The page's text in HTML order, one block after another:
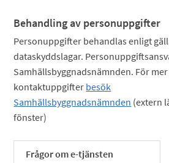
Behandling av personuppgifter
Personuppgifter behandlas enligt
dataskyddslagar.
Samhällsbyggnadsnämnden. För
kontaktuppgifter besök
Samhällsbyggnadsnämnden (extern
fönster)
Frågor om e-tjänsten